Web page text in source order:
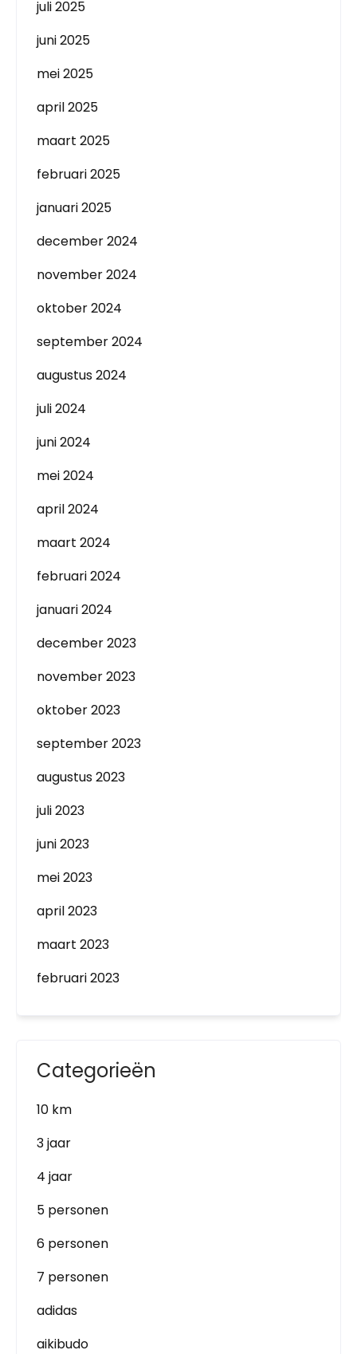
juli 2025
juni 2025
mei 2025
april 2025
maart 2025
februari 2025
januari 2025
december 2024
november 2024
oktober 2024
september 2024
augustus 2024
juli 2024
juni 2024
mei 2024
april 2024
maart 2024
februari 2024
januari 2024
december 2023
november 2023
oktober 2023
september 2023
augustus 2023
juli 2023
juni 2023
mei 2023
april 2023
maart 2023
februari 2023
Categorieën
10 km
3 jaar
4 jaar
5 personen
6 personen
7 personen
adidas
aikibudo